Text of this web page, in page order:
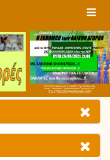
Πατήστε εδώ για να δείτε την εκπομπή
την Τρίτη 9:00 μμ και κάθε Τρίτη